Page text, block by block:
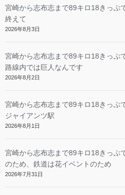
宮崎から志布志まで89キロ18きっぷ
終えて
2026年8月3日
宮崎から志布志まで89キロ18きっぷ
路線内では巨人なんです
2026年8月2日
宮崎から志布志まで89キロ18きっぷ
ジャイアンツ駅
2026年8月1日
宮崎から志布志まで89キロ18きっぷ
のため、鉄道は花イベントのため
2026年7月31日